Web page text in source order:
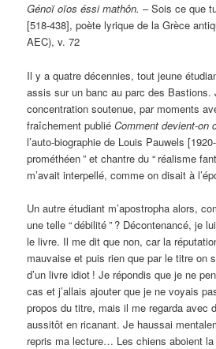
Génoï oïos éssi mathôn. – Sois ce que
[518-438], poète lyrique de la Grèce
AEC), v. 72
Il y a quatre décennies, tout jeune
assis sur un banc au parc des
concentration soutenue, par moments
fraîchement publiéComment devient-on
l’auto-biographie de Louis Pauwels
prométhéen” et chantre du “ réalisme
m’avait interpellé, comme on disait à
Un autre étudiant m’apostropha alors,
une telle “débilité” ? Décontenancé, je
le livre. Il me dit que non, car la
mauvaise et puis rien que par le titre on
d’un livre idiot ! Je répondis que je ne
cas et j’allais ajouter que je ne voyais
propos du titre, mais il me regarda avec
aussitôt en ricanant. Je haussai
repris ma lecture… Les chiens aboient